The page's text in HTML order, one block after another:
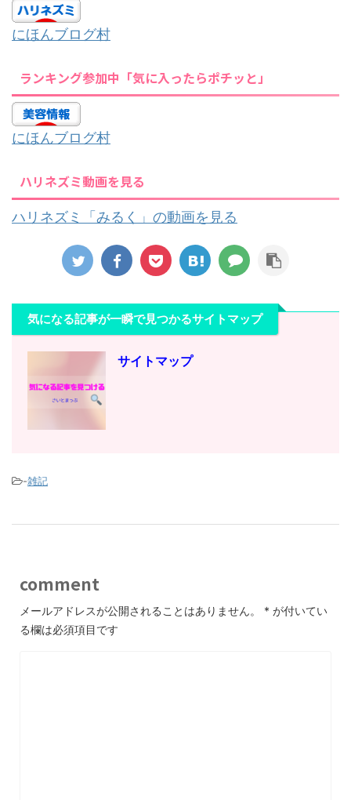
にほんブログ村
ランキング参加中「気に入ったらポチッと」
にほんブログ村
ハリネズミ動画を見る
ハリネズミ「みるく」の動画を見る
気になる記事が一瞬で見つかるサイトマップ
サイトマップ
-雑記
comment
メールアドレスが公開されることはありません。 * が付いてい
る欄は必須項目です